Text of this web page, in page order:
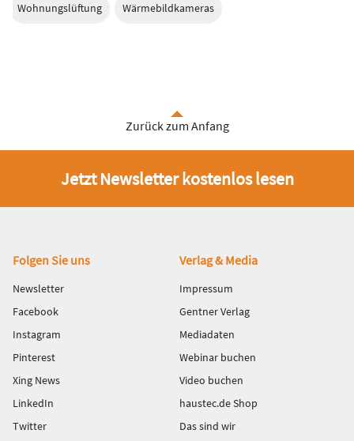
Wohnungslüftung Wärmebildkameras
Zurück zum Anfang
Jetzt Newsletter kostenlos lesen
Fußbereich
Folgen Sie uns
Newsletter
Facebook
Instagram
Pinterest
Xing News
LinkedIn
Twitter
Verlag & Media
Impressum
Gentner Verlag
Mediadaten
Webinar buchen
Video buchen
haustec.de Shop
Das sind wir